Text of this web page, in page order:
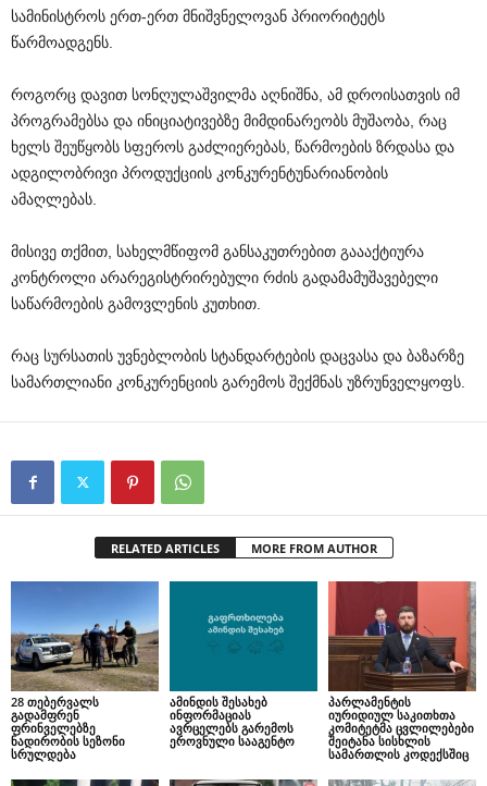
სამინისტროს ერთ-ერთ მნიშვნელოვან პრიორიტეტს
წარმოადგენს.
როგორც დავით სონღულაშვილმა აღნიშნა, ამ დროისათვის იმ
პროგრამებსა და ინიციატივებზე მიმდინარეობს მუშაობა, რაც
ხელს შეუწყობს სფეროს გაძლიერებას, წარმოების ზრდასა და
ადგილობრივი პროდუქციის კონკურენტუნარიანობის
ამაღლებას.
მისივე თქმით, სახელმწიფომ განსაკუთრებით გაააქტიურა
კონტროლი არარეგისტრირებული რძის გადამამუშავებელი
საწარმოების გამოვლენის კუთხით.
რაც სურსათის უვნებლობის სტანდარტების დაცვასა და ბაზარზე
სამართლიანი კონკურენციის გარემოს შექმნას უზრუნველყოფს.
RELATED ARTICLES MORE FROM AUTHOR
28 თებერვალს
გადამფრენ
ფრინველებზე
ნადირობის სეზონი
სრულდება
ამინდის შესახებ
ინფორმაციას
ავრცელებს გარემოს
ეროვნული სააგენტო
პარლამენტის
იურიდიულ საკითხთა
კომიტეტმა ცვლილებები
შეიტანა სისხლის
სამართლის კოდექსშიც